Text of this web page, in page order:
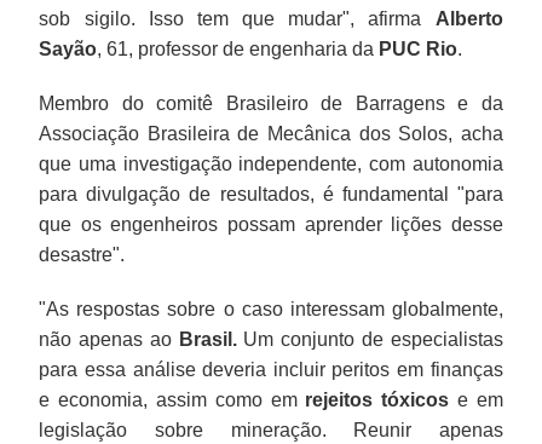
sob sigilo. Isso tem que mudar", afirma Alberto
Sayão, 61, professor de engenharia da PUC Rio.
Membro do comitê Brasileiro de Barragens e da
Associação Brasileira de Mecânica dos Solos, acha
que uma investigação independente, com autonomia
para divulgação de resultados, é fundamental "para
que os engenheiros possam aprender lições desse
desastre".
"As respostas sobre o caso interessam globalmente,
não apenas ao Brasil.Um conjunto de especialistas
para essa análise deveria incluir peritos em finanças
e economia, assim como em rejeitos tóxicos e em
legislação sobre mineração. Reunir apenas